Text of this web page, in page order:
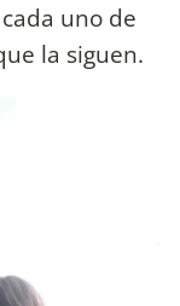
uno de
la siguen.